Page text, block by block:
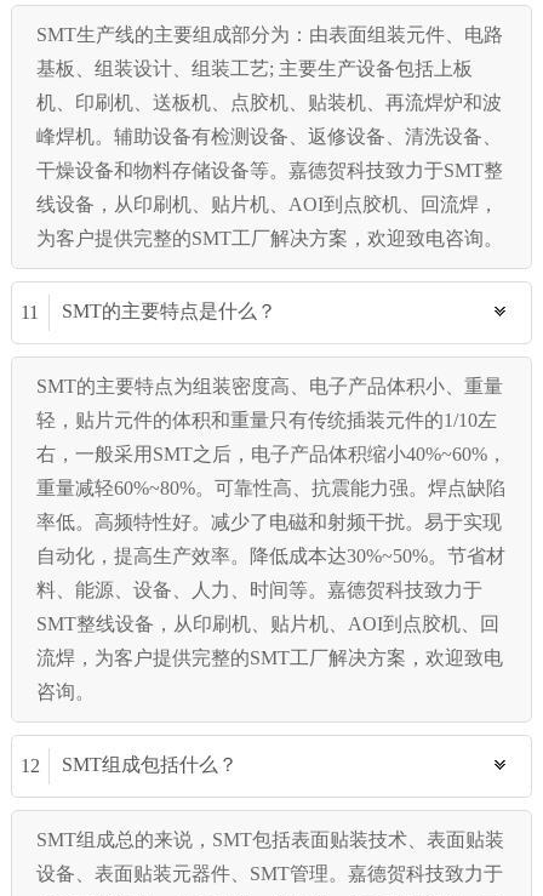
SMT生产线的主要组成部分为：由表面组装元件、电路
基板、组装设计、组装工艺; 主要生产设备包括上板
机、印刷机、送板机、点胶机、贴装机、再流焊炉和波
峰焊机。辅助设备有检测设备、返修设备、清洗设备、
干燥设备和物料存储设备等。嘉德贺科技致力于SMT整
线设备，从印刷机、贴片机、AOI到点胶机、回流焊，
为客户提供完整的SMT工厂解决方案，欢迎致电咨询。
11 SMT的主要特点是什么？
SMT的主要特点为组装密度高、电子产品体积小、重量
轻，贴片元件的体积和重量只有传统插装元件的1/10左
右，一般采用SMT之后，电子产品体积缩小40%~60%，
重量减轻60%~80%。可靠性高、抗震能力强。焊点缺陷
率低。高频特性好。减少了电磁和射频干扰。易于实现
自动化，提高生产效率。降低成本达30%~50%。节省材
料、能源、设备、人力、时间等。嘉德贺科技致力于
SMT整线设备，从印刷机、贴片机、AOI到点胶机、回
流焊，为客户提供完整的SMT工厂解决方案，欢迎致电
咨询。
12 SMT组成包括什么？
SMT组成总的来说，SMT包括表面贴装技术、表面贴装
设备、表面贴装元器件、SMT管理。嘉德贺科技致力于